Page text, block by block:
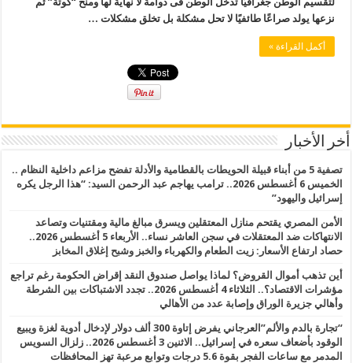
نزعها يولد صراعًا طائفيًا لا تحل مشكلة بل تخلق مشكلات …
أكمل القراءة »
أخر الأخبار
تصفية 5 من أبناء قبيلة الحويطات بالقطامية والأدلة تفضح مزاعم داخلية النظام ..
الخميس 6 أغسطس 2026.. ترامب يهاجم عبد الرحمن السيد: “هذا الرجل يكره
إسرائيل واليهود”
الأمن المصري يقتحم منازل المعتقلين ويسرق مبالغ مالية ومقتنيات وتصاعد
الانتهاكات ضد المعتقلات في سجن العاشر نساء.. الأربعاء 5 أغسطس 2026..
حصاد ارتفاع الأسعار: زيت الطعام والكهرباء والخبز وشبح إغلاق المخابز
أين تذهب أموال القروض؟ لماذا يواصل صندوق النقد إقراض الحكومة رغم تراجع
مؤشرات الاقتصاد؟.. الثلاثاء 4 أغسطس 2026.. تجدد الاشتباكات بين الشرطة
وأهالي جزيرة الوراق وإصابة عدد من الأهالي
“تجارة بالدم والألم”العرجاني يفرض إتاوة 300 ألف دولار لإدخال أدوية لغزة ويبيع
الوقود بأضعاف سعره في إسرائيل.. الاثنين 3 أغسطس 2026.. زلزال السويس
المدمر مع ساعات الفجر بقوة 5.6 درجات وتوابع مرعبة تهز المحافظات